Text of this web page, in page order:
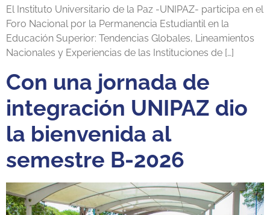
El Instituto Universitario de la Paz -UNIPAZ- participa en el
Foro Nacional por la Permanencia Estudiantil en la
Educación Superior: Tendencias Globales, Lineamientos
Nacionales y Experiencias de las Instituciones de […]
Con una jornada de
integración UNIPAZ dio
la bienvenida al
semestre B-2026